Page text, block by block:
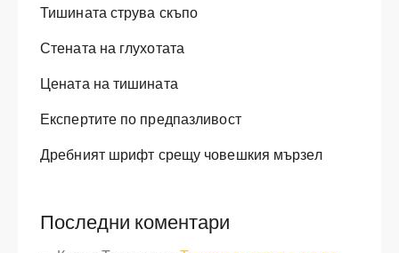
Тишината струва скъпо
Стената на глухотата
Цената на тишината
Експертите по предпазливост
Дребният шрифт срещу човешкия мързел
Последни коментари